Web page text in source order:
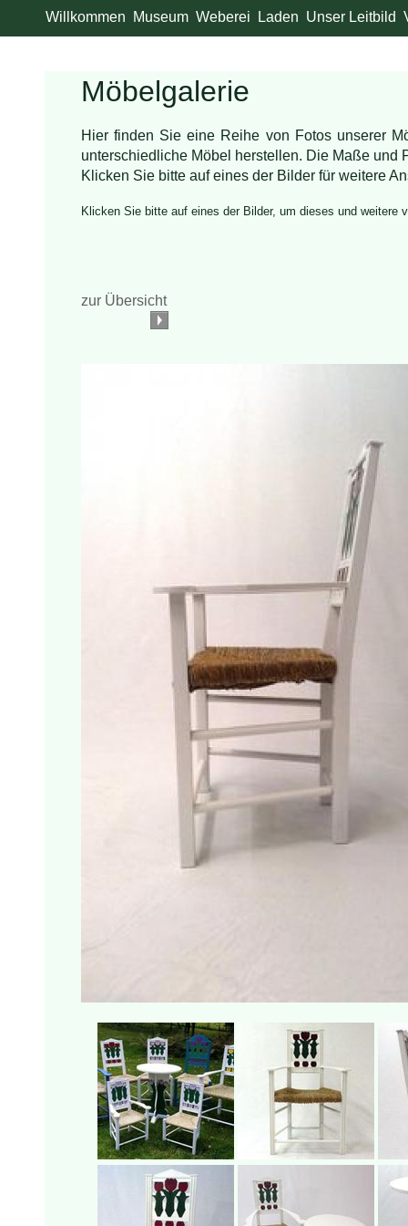
Willkommen Museum Weberei Laden Unser Leitbild
Möbelgalerie
Hier finden Sie eine Reihe von Fotos unserer
unterschiedliche Möbel herstellen. Die Maße und
Klicken Sie bitte auf eines der Bilder für weitere
Klicken Sie bitte auf eines der Bilder, um dieses und weitere
zur Übersicht